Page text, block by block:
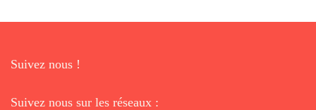
Suivez nous !
Suivez nous sur les réseaux :